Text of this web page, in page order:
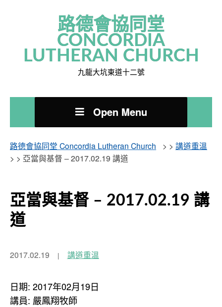
路德會協同堂
CONCORDIA
LUTHERAN CHURCH
九龍大坑東道十二號
Open Menu
路德會協同堂 Concordia Lutheran Church > > 講道重溫
> > 亞當與基督 – 2017.02.19 講道
亞當與基督 – 2017.02.19 講
道
2017.02.19 講道重溫
日期: 2017年02月19日
講員: 嚴鳳翔牧師